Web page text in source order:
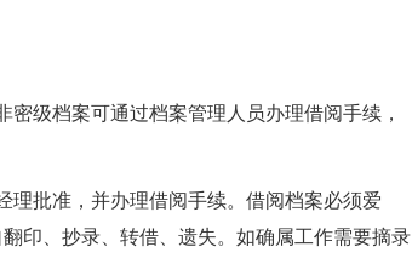
密级档案可通过档案管理人员办理借阅手续，
理批准，并办理借阅手续。借阅档案必须爱
印、抄录、转借、遗失。如确属工作需要摘录